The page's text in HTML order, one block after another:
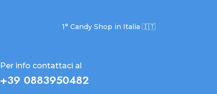
1° Candy Shop in Italia 🇮🇹
Per info contattaci al
+39 0883950482